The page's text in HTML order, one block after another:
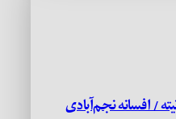
/ افسانه نجم‌آبادی